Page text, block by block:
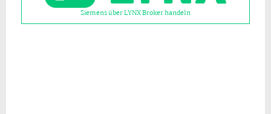
Siemens über LYNX Broker handeln